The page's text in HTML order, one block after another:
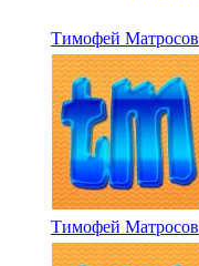
Тимофей Матросов
Тимофей Матросов